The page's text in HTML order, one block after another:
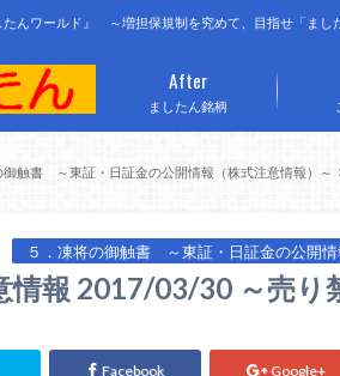
んワールド』 ～増担保規制を究めて、目指せ「まし
ましたん銘柄
After
御触書 ～東証・日証金の公開情報（株式注意情報）～
５．凍将の御触書 ～東証・日証金の公開情
情報 2017/03/30 ～売り
Facebook Google+